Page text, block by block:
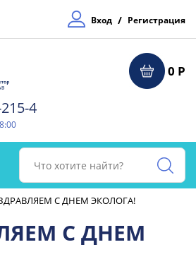
Вход / Регистрация
0 Р
4⁠
С ДНЕМ ЭКОЛОГА!
С ДНЕМ